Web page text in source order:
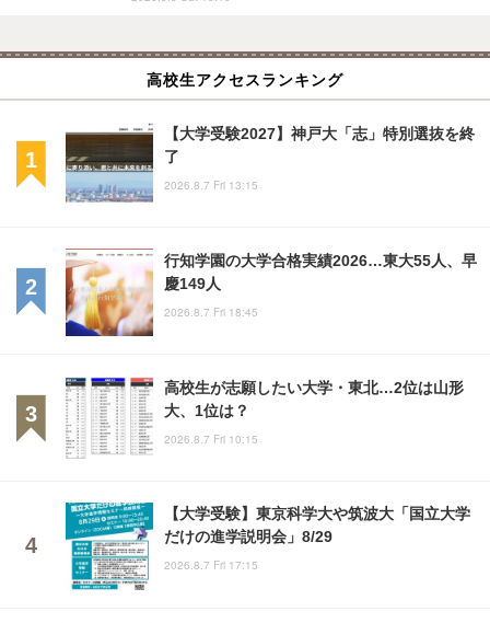
高校生アクセスランキング
【大学受験2027】神戸大「志」特別選抜を終
了
2026.8.7 Fri 13:15
行知学園の大学合格実績2026…東大55人、早
慶149人
2026.8.7 Fri 18:45
高校生が志願したい大学・東北…2位は山形
大、1位は？
2026.8.7 Fri 10:15
【大学受験】東京科学大や筑波大「国立大学
だけの進学説明会」8/29
2026.8.7 Fri 17:15